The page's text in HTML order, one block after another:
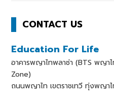
CONTACT US
Education For Life
อาคารพญาไทพลาซ่า (BTS พญา
Zone)
ถนนพญาไท เขตราชเทวี ทุ่งพญา